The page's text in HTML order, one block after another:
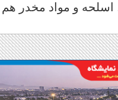
با ارزش مجموعا ۱۷ میلیون دلار، اسلحه و مواد مخدر هم